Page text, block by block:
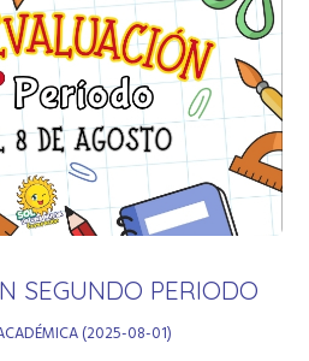
SEGUNDO PERIODO
(2025-08-01)